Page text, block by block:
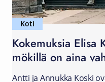
Koti
Kokemuksia Elisa
mökillä on aina
Antti ja Annukka Koski